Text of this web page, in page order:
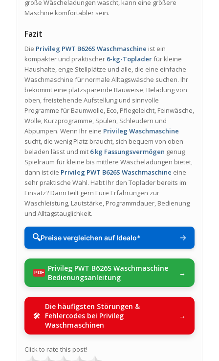
große Wäscheladungen wascht, kann eine größere
Maschine komfortabler sein.
Fazit
Die Privileg PWT B626S Waschmaschine ist ein
kompakter und praktischer 6-kg-Topladerfür kleine
Haushalte, enge Stellplätze und alle, die eine einfache
Waschmaschine für normale Alltagswäsche suchen. Ihr
bekommt eine platzsparende Bauweise, Beladung von
oben, freistehende Aufstellung und sinnvolle
Programme für Baumwolle, Eco, Pflegeleicht, Feinwäsche,
Wolle, Kurzprogramme, Spülen, Schleudern und
Abpumpen. Wenn Ihr eine Privileg Waschmaschine
sucht, die wenig Platz braucht, sich bequem von oben
beladen lässt und mit 6 kg Fassungsvermögen genug
Spielraum für kleine bis mittlere Wäscheladungen bietet,
dann ist die Privileg PWT B626S Waschmaschine eine
sehr praktische Wahl. Habt Ihr den Toplader bereits im
Einsatz? Dann teilt gern Eure Erfahrungen zur
Waschleistung, Lautstärke, Programmdauer, Bedienung
und Alltagstauglichkeit.
🔍Preise vergleichen auf Idealo* →
Privileg PWT B626S Waschmaschine
Bedienungsanleitung
Die häufigsten Störungen &
Fehlercodes bei Privileg
Waschmaschinen
Click to rate this post!